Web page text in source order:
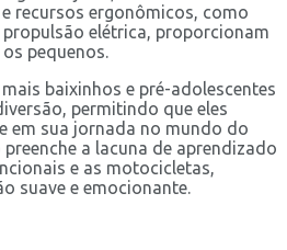
recursos ergonômicos, como
elétrica, proporcionam
pequenos.
baixinhos e pré-adolescentes
permitindo que eles
em sua jornada no mundo do
a lacuna de aprendizado
e as motocicletas,
suave e emocionante.